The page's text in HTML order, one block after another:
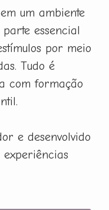
um ambiente
essencial
por meio
Tudo é
com formação
e desenvolvido